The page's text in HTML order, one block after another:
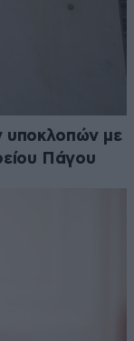
υποκλοπών με
Πάγου